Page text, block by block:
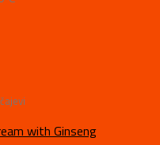
with Ginseng